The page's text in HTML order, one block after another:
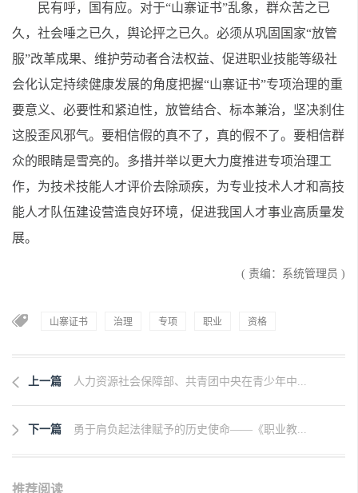
民有呼，国有应。对于“山寨证书”乱象，群众苦之已
久，社会唾之已久，舆论抨之已久。必须从巩固国家“放管
服”改革成果、维护劳动者合法权益、促进职业技能等级社
会化认定持续健康发展的角度把握“山寨证书”专项治理的重
要意义、必要性和紧迫性，放管结合、标本兼治，坚决刹住
这股歪风邪气。要相信假的真不了，真的假不了。要相信群
众的眼睛是雪亮的。多措并举以更大力度推进专项治理工
作，为技术技能人才评价去除顽疾，为专业技术人才和高技
能人才队伍建设营造良好环境，促进我国人才事业高质量发
展。
( 责编：系统管理员 )
山寨证书 治理 专项 职业 资格
上一篇 人力资源社会保障部、共青团中央在青少年中...
下一篇 勇于肩负起法律赋予的历史使命——《职业教...
推荐阅读